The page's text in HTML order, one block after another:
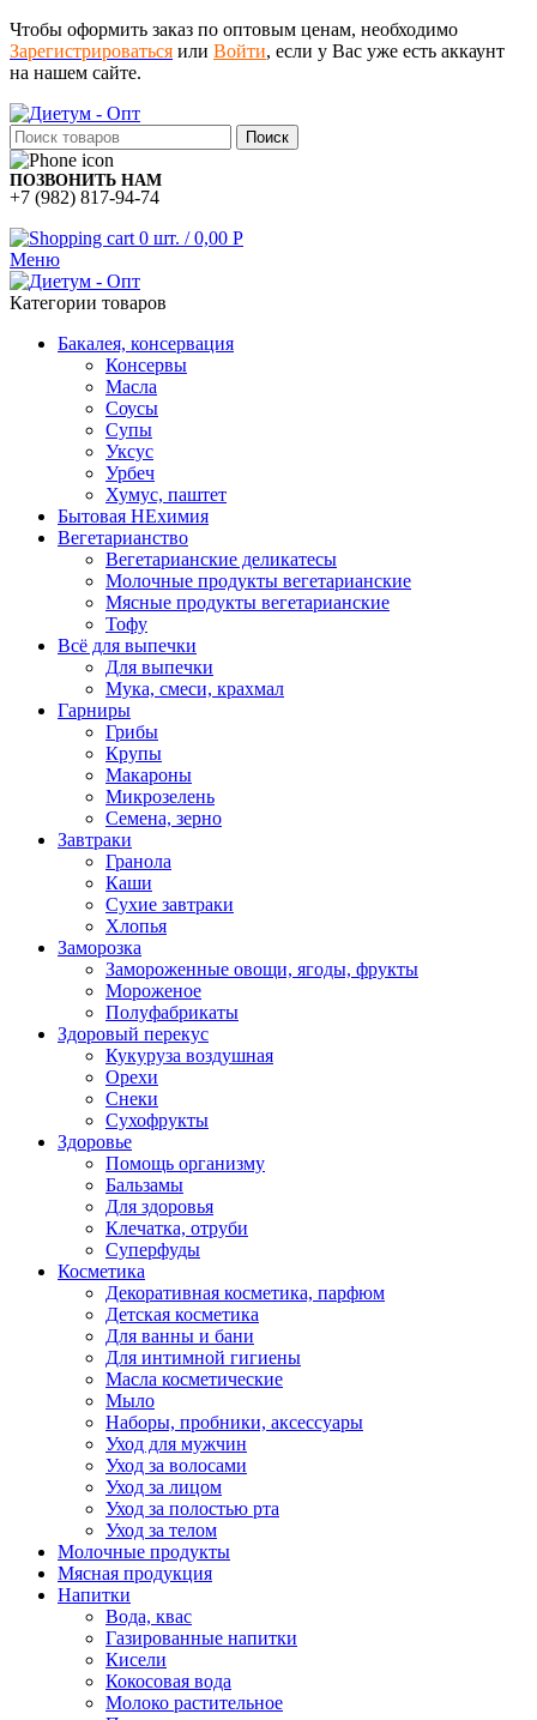
Чтобы оформить заказ по оптовым ценам, необходимо
Зарегистрироваться или Войти, если у Вас уже есть аккаунт
на нашем сайте.
Поиск
ПОЗВОНИТЬ НАМ
+7 (982) 817-94-74
0 шт. / 0,00 Р
Меню
Категории товаров
Бакалея, консервация
Консервы
Масла
Соусы
Супы
Уксус
Урбеч
Хумус, паштет
Бытовая НЕхимия
Вегетарианство
Вегетарианские деликатесы
Молочные продукты вегетарианские
Мясные продукты вегетарианские
Тофу
Всё для выпечки
Для выпечки
Мука, смеси, крахмал
Гарниры
Грибы
Крупы
Макароны
Микрозелень
Семена, зерно
Завтраки
Гранола
Каши
Сухие завтраки
Хлопья
Заморозка
Замороженные овощи, ягоды, фрукты
Мороженое
Полуфабрикаты
Здоровый перекус
Кукуруза воздушная
Орехи
Снеки
Сухофрукты
Здоровье
Помощь организму
Бальзамы
Для здоровья
Клечатка, отруби
Суперфуды
Косметика
Декоративная косметика, парфюм
Детская косметика
Для ванны и бани
Для интимной гигиены
Масла косметические
Мыло
Наборы, пробники, аксессуары
Уход для мужчин
Уход за волосами
Уход за лицом
Уход за полостью рта
Уход за телом
Молочные продукты
Мясная продукция
Напитки
Вода, квас
Газированные напитки
Кисели
Кокосовая вода
Молоко растительное